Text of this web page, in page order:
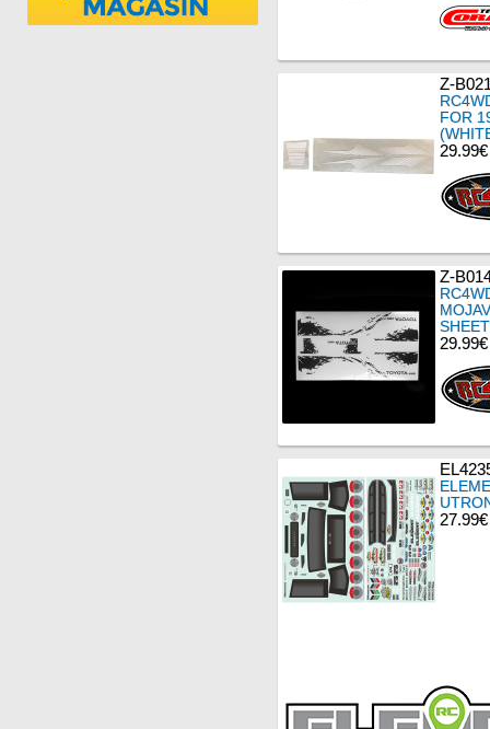
Z-
FOR
29.99€
Z-
29.99€
27.99€